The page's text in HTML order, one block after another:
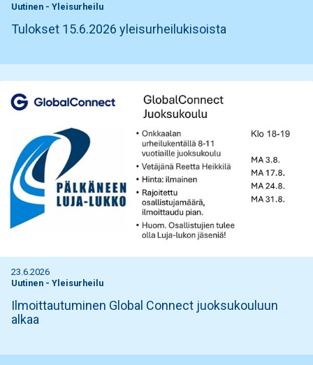
Uutinen - Yleisurheilu
Tulokset 15.6.2026 yleisurheilukisoista
23.6.2026
Uutinen - Yleisurheilu
Ilmoittautuminen Global Connect juoksukouluun
alkaa